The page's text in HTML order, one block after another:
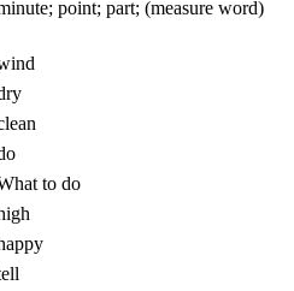
point; part; (measure word)
to do